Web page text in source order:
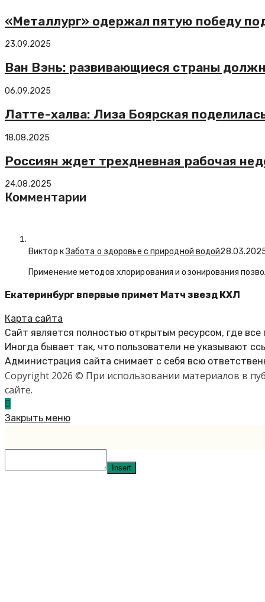
«Металлург» одержал пятую победу
23.09.2025
Ван Вэнь: развивающиеся страны
06.09.2025
Латте-халва: Лиза Боярская
18.08.2025
Россиян ждет трехдневная рабочая
24.08.2025
Комментарии
Виктор кЗабота о здоровье с природной водой
Применение методов хлорирования и озонирования
Екатеринбург впервые примет Матч звезд КХЛ
Карта сайта
Сайт является полностью открытым ресурсом, где
Иногда бывает так, что пользователи не указывают
Администрация сайта снимает с себя всю
Copyright 2026 © При использовании материалов в
сайте.
Закрыть меню
Insert